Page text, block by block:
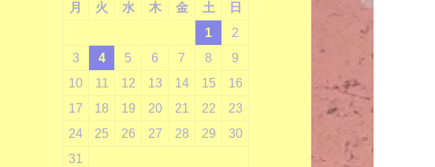
月 火 水 木 金 土
日
1
2
3
4 5 6 7 8
9
10
11 12 13 14 15
16
17
18 19 20 21 22
23
24
25 26 27 28 29
30
31